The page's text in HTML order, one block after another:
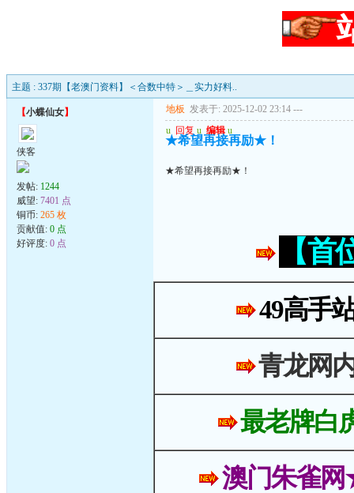
主题 : 337期【老澳门资料】＜合数中特＞＿实力好料..
【小蝶仙女】
侠客
发帖: 1244
威望: 7401 点
铜币: 265 枚
贡献值: 0 点
好评度: 0 点
地板 发表于: 2025-12-02 23:14 ---
u 回复 u 编辑 u
★希望再接再励★！
★希望再接再励★！
【
49高手
青龙网
最老牌白
澳门朱雀